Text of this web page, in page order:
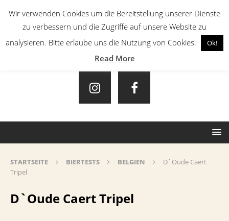
STARTSEITE BIERTESTS BELGIEN
D`Oude Caert
Tripel
D`Oude Caert Tripel
Wir verwenden Cookies um die Bereitstellung unserer Dienste
zu verbessern und die Zugriffe auf unsere Website zu
analysieren. Bitte erlaube uns die Nutzung von Cookies.
Ok!
Read More